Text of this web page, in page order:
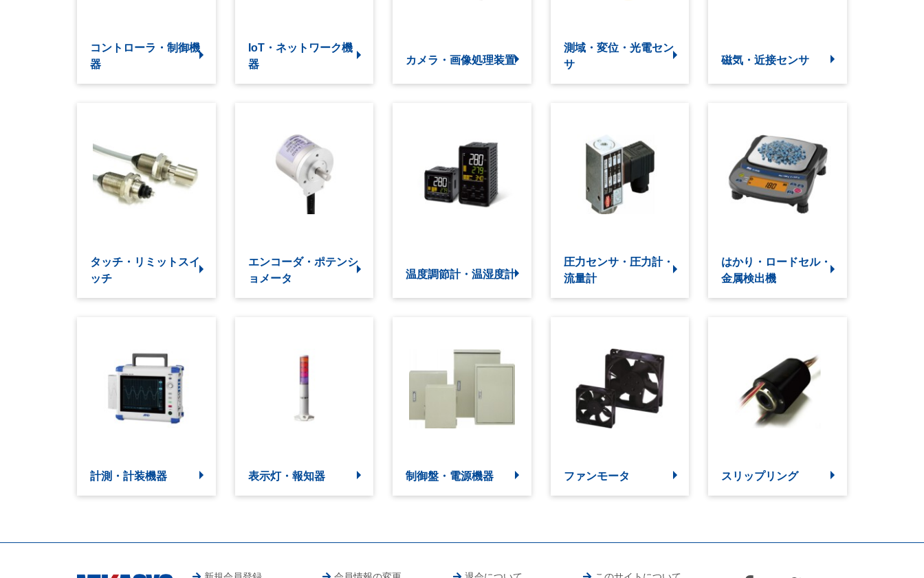
コントローラ・制御機
器
IoT・ネットワーク機
器
カメラ・画像処理装置
測域・変位・光電セン
サ
磁気・近接センサ
タッチ・リミットスイ
ッチ
エンコーダ・ポテンシ
ョメータ
温度調節計・温湿度計
圧力センサ・圧力計・
流量計
はかり・ロードセル・
金属検出機
計測・計装機器 表示灯・報知器 制御盤・電源機器 ファンモータ スリップリング